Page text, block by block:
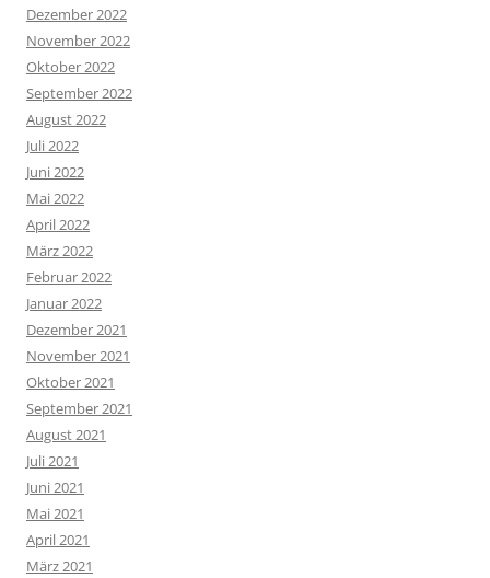
Dezember 2022
November 2022
Oktober 2022
September 2022
August 2022
Juli 2022
Juni 2022
Mai 2022
April 2022
März 2022
Februar 2022
Januar 2022
Dezember 2021
November 2021
Oktober 2021
September 2021
August 2021
Juli 2021
Juni 2021
Mai 2021
April 2021
März 2021